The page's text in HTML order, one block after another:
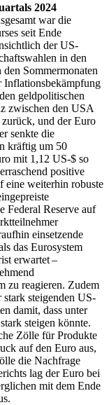
2024
war die
seit Ende
derUS-
in den
Sommermonaten
Inflationsbekämpfung
geldpolitischen
zwischen den USA
und der Euro
senkte die
kräftig um 50
mit 1,12 US-$ so
positive
eine weiterhin robuste
Federal Reserve auf
einsetzende
das Eurosystem
erwartet –
zu reagieren. Zudem
steigenden US-
damit, dass unter
steigen könnte.
Zölle für Produkte
auf den Euro aus,
die Nachfrage
lag der Euro bei
mit dem Ende